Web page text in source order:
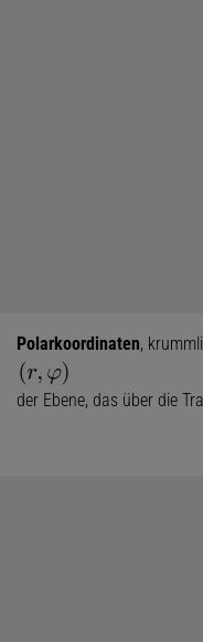
Polarkoordinaten,
der Ebene, das über die